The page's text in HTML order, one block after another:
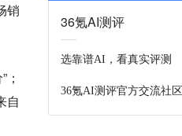
销
自
36氪AI测评
选靠谱AI，看真实评测
36氪AI测评官方交流社区